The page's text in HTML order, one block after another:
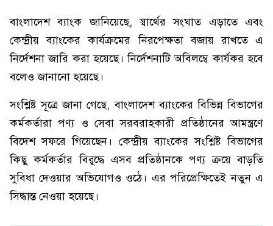
বাংলাদেশ ব্যাংক জানিয়েছে, স্বার্থের সংঘাত এড়াতে এবং
কেন্দ্রীয় ব্যাংকের কার্যক্রমের নিরপেক্ষতা বজায় রাখতে এ
নির্দেশনা জারি করা হয়েছে। নির্দেশনাটি অবিলম্বে কার্যকর হবে
বলেও জানানো হয়েছে।
সংশ্লিষ্ট সূত্রে জানা গেছে, বাংলাদেশ ব্যাংকের বিভিন্ন বিভাগের
কর্মকর্তারা পণ্য ও সেবা সরবরাহকারী প্রতিষ্ঠানের আমন্ত্রণে
বিদেশ সফরে গিয়েছেন। কেন্দ্রীয় ব্যাংকের সংশ্লিষ্ট বিভাগের
কিছু কর্মকর্তার বিরুদ্ধে এসব প্রতিষ্ঠানকে পণ্য ক্রয়ে বাড়তি
সুবিধা দেওয়ার অভিযোগও ওঠে। এর পরিপ্রেক্ষিতেই নতুন এ
সিদ্ধান্ত নেওয়া হয়েছে।